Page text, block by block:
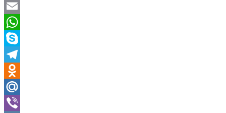
Twitter
Email
WhatsApp
Skype
Telegram
Odnoklassniki
Mail.Ru